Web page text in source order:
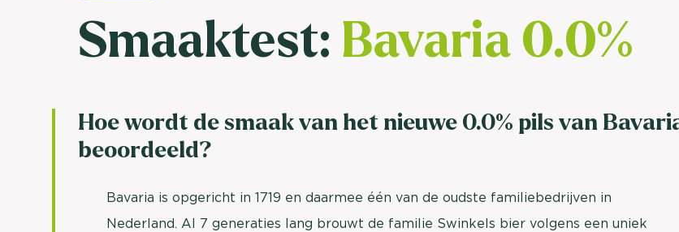
Customer value proposition
Naamsbekendheidonderzoek
Usage & attitude onderzoek
Smaaktest: Bavaria 0.0%
Hoe wordt de smaak van het nieuwe 0.0% pils van
beoordeeld?
Bavaria is opgericht in 1719 en daarmee één van de oudste familiebedrijven in
Nederland. Al 7 generaties lang brouwt de familie Swinkels bier volgens een uniek